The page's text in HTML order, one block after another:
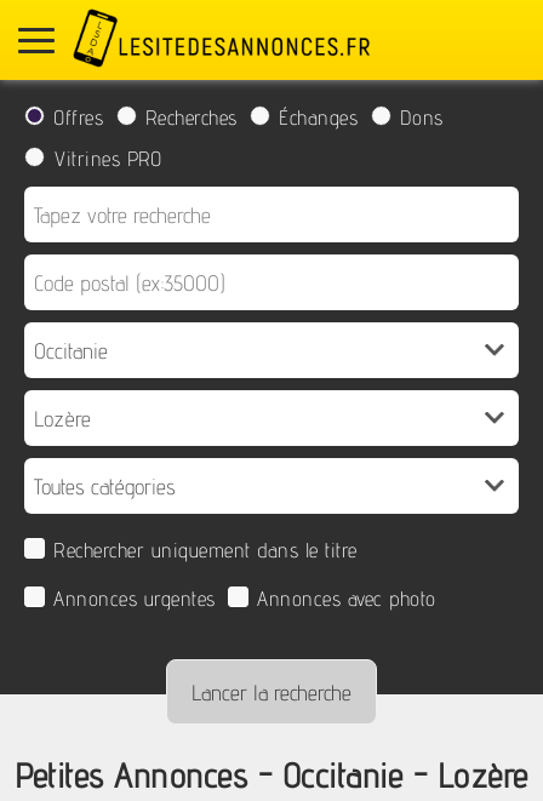
Offres Recherches Échanges
Dons
Vitrines PRO
Rechercher uniquement dans le titre
Annonces urgentes
Annonces avec photo
Petites Annonces - Occitanie - Lozère